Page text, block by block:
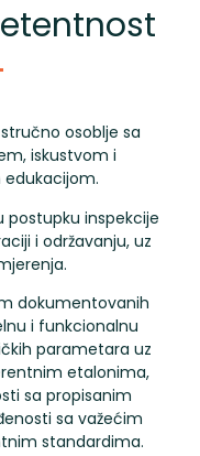
stručno osoblje sa
iskustvom i
postupku inspekcije
i održavanju, uz
dokumentovanih
i funkcionalnu
parametara uz
etalonima,
sa propisanim
sa važećim
standardima.